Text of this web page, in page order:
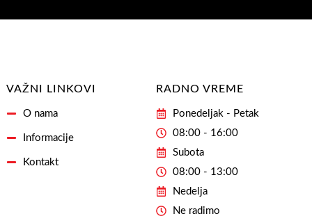
Email
VAŽNI LINKOVI
O nama
Informacije
Kontakt
RADNO VREME
Ponedeljak - Petak
08:00 - 16:00
Subota
08:00 - 13:00
Nedelja
Ne radimo